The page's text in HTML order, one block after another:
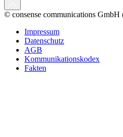
© consense communications
Impressum
Datenschutz
AGB
Kommunikationskodex
Fakten